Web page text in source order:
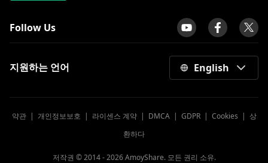
Follow Us
지원하는 언어 English
약관| 개인정보보호 | 라이센스 계약| DMCA| GDPR| Cookies | 상
환하다
저작권 © 2014 -2026AmoyShare. 모든 권리 소유.